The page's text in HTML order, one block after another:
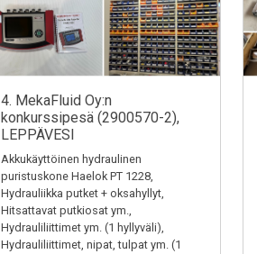
4. MekaFluid Oy:n
konkurssipesä (2900570-2),
LEPPÄVESI
Akkukäyttöinen hydraulinen
puristuskone Haelok PT 1228,
Hydrauliikka putket + oksahyllyt,
Hitsattavat putkiosat ym.,
Hydrauliliittimet ym. (1 hyllyväli),
Hydrauliliittimet, nipat, tulpat ym. (1